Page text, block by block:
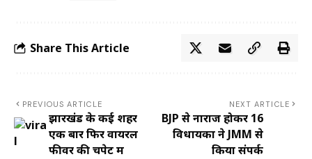
Share This Article
PREVIOUS ARTICLE
झारखंड के कई शहर
एक बार फिर वायरल
फीवर की चपेट में
NEXT ARTICLE
BJP से नाराज होकर 16
विधायकों ने JMM से
किया संपर्क